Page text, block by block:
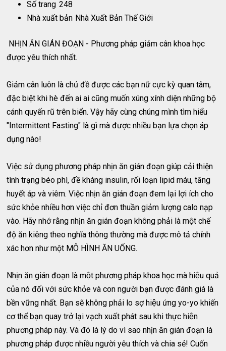
Số trang 248
Nhà xuất bản Nhà Xuất Bản Thế Giới
NHỊN ĂN GIÁN ĐOẠN - Phương pháp giảm cân khoa học
được yêu thích nhất.
Giảm cân luôn là chủ đề được các bạn nữ cực kỳ quan tâm,
đặc biệt khi hè đến ai ai cũng muốn xúng xính diện những bộ
cánh quyến rũ trên biển. Vậy hãy cùng chúng mình tìm hiểu
"Intermittent Fasting" là gì mà được nhiều bạn lựa chọn áp
dụng nào!
Việc sử dụng phương pháp nhịn ăn gián đoạn giúp cải thiện
tình trạng béo phì, đề kháng insulin, rối loạn lipid máu, tăng
huyết áp và viêm. Việc nhịn ăn gián đoạn đem lại lợi ích cho
sức khỏe nhiều hơn việc chỉ đơn thuần giảm lượng calo nạp
vào. Hãy nhớ rằng nhịn ăn gián đoạn không phải là một chế
độ ăn kiêng theo nghĩa thông thường mà được mô tả chính
xác hơn như một MÔ HÌNH ĂN UỐNG.
Nhịn ăn gián đoạn là một phương pháp khoa học mà hiệu quả
của nó đối với sức khỏe và con người bạn được đánh giá là
bền vững nhất. Bạn sẽ không phải lo sợ hiệu ứng yo-yo khiến
cơ thể bạn quay trở lại vạch xuất phát sau khi thực hiện
phương pháp này. Và đó là lý do vì sao nhịn ăn gián đoạn là
phương pháp được nhiều người yêu thích và chia sẻ! Cuốn